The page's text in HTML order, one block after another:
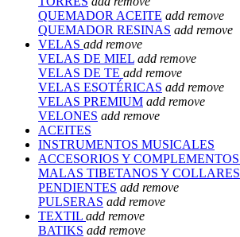
QUEMADOR ACEITE add remove
QUEMADOR RESINAS add remove
VELAS add remove
VELAS DE MIEL add remove
VELAS DE TE add remove
VELAS ESOTÉRICAS add remove
VELAS PREMIUM add remove
VELONES add remove
ACEITES
INSTRUMENTOS MUSICALES
ACCESORIOS Y COMPLEMENTOS
MALAS TIBETANOS Y COLLARES
PENDIENTES add remove
PULSERAS add remove
TEXTIL add remove
BATIKS add remove